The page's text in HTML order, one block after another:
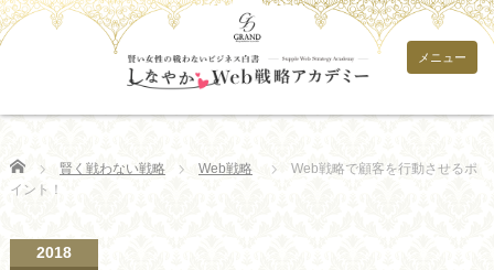
メニュー
Home 賢く戦わない戦略 Web戦略
Web戦略で顧客を行動させるポ
イント！
2018